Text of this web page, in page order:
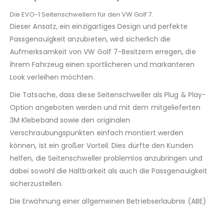
Die EVO-1 Seitenschwellern für den VW Golf 7.
Dieser Ansatz, ein einzigartiges Design und perfekte
Passgenauigkeit anzubieten, wird sicherlich die
Aufmerksamkeit von VW Golf 7-Besitzern erregen, die
ihrem Fahrzeug einen sportlicheren und markanteren
Look verleihen möchten.
Die Tatsache, dass diese Seitenschweller als Plug & Play-
Option angeboten werden und mit dem mitgelieferten
3M Klebeband sowie den originalen
Verschraubungspunkten einfach montiert werden
können, ist ein großer Vorteil. Dies dürfte den Kunden
helfen, die Seitenschweller problemlos anzubringen und
dabei sowohl die Haltbarkeit als auch die Passgenauigkeit
sicherzustellen.
Die Erwähnung einer allgemeinen Betriebserlaubnis (ABE)